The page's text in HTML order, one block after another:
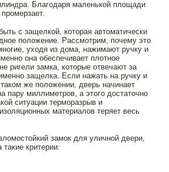
Благодаря маленькой площади
с защелкой, которая автоматически
положение. Рассмотрим, почему это
уходя из дома, нажимают ручку и
она обеспечивает плотное
ригели замка, которые отвечают за
защелка. Если нажать на ручку и
же положении, дверь начинает
пару миллиметров, а этого достаточно
ситуации терморазрыв и
материалов теряет весь
замок для уличной двери,
критерии: